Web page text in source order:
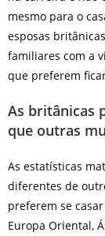
mesmo para o
esposas
familiares com a
que preferem
As britânicas
que outras
As estatísticas
diferentes de
preferem se
Europa Oriental,